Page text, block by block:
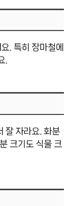
. 특히 장마철에
.
잘 자라요. 화분
크기도 식물 크